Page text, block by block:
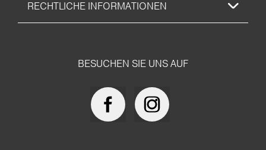
RECHTLICHE INFORMATIONEN
BESUCHEN SIE UNS AUF